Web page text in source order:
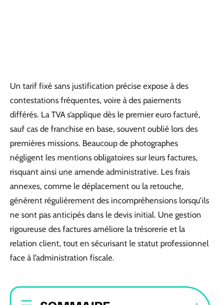
Un tarif fixé sans justification précise expose à des
contestations fréquentes, voire à des paiements
différés. La TVA s’applique dès le premier euro facturé,
sauf cas de franchise en base, souvent oublié lors des
premières missions. Beaucoup de photographes
négligent les mentions obligatoires sur leurs factures,
risquant ainsi une amende administrative. Les frais
annexes, comme le déplacement ou la retouche,
génèrent régulièrement des incompréhensions lorsqu’ils
ne sont pas anticipés dans le devis initial. Une gestion
rigoureuse des factures améliore la trésorerie et la
relation client, tout en sécurisant le statut professionnel
face à l’administration fiscale.